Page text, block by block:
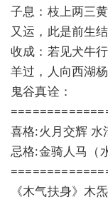
子息：枝上两三
又运，此是前生结
收成：若见犬牛
羊过，人向西湖杨
鬼谷真诠：
喜格:火月交辉 水
忌格:金骑人马（
《木气扶身》木